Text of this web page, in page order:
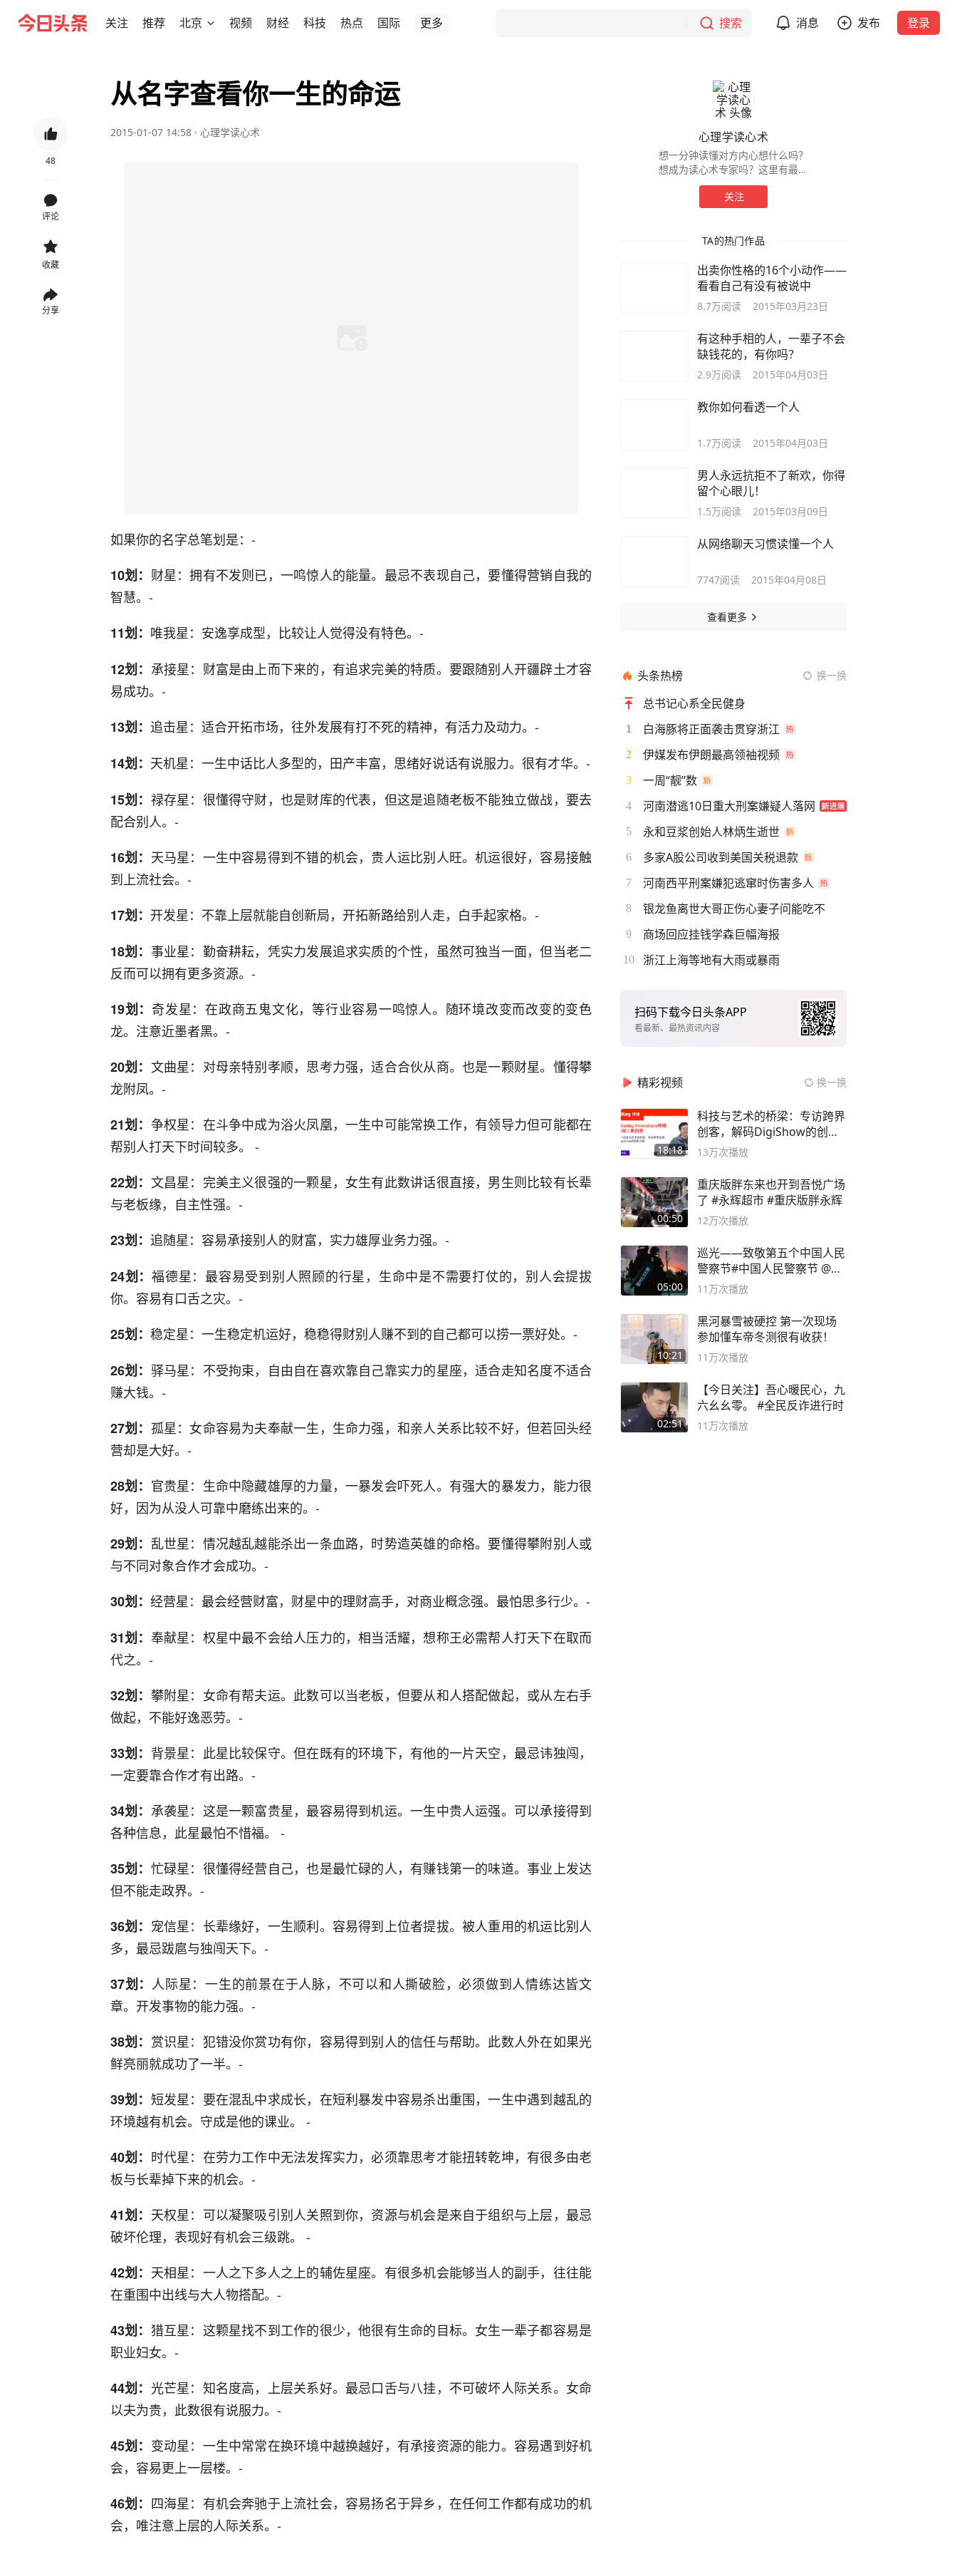
关注 推荐 北京 视频 财经 科技 热点 国际 更多 搜索 消息 发布 登录
48
评论
收藏
分享
从名字查看你一生的命运
2015-01-07 14:58 · 心理学读心术
如果你的名字总笔划是：-
10划： 财星：拥有不发则已，一鸣惊人的能量。最忌不表现自己，要懂得营销自我的
智慧。-
11划： 唯我星：安逸享成型，比较让人觉得没有特色。-
12划： 承接星：财富是由上而下来的，有追求完美的特质。要跟随别人开疆辟土才容
易成功。-
13划： 追击星：适合开拓市场，往外发展有打不死的精神，有活力及动力。-
14划： 天机星：一生中话比人多型的，田产丰富，思绪好说话有说服力。很有才华。-
15划： 禄存星：很懂得守财，也是财库的代表，但这是追随老板不能独立做战，要去
配合别人。-
16划： 天马星：一生中容易得到不错的机会，贵人运比别人旺。机运很好，容易接触
到上流社会。-
17划： 开发星：不靠上层就能自创新局，开拓新路给别人走，白手起家格。-
18划： 事业星：勤奋耕耘，凭实力发展追求实质的个性，虽然可独当一面，但当老二
反而可以拥有更多资源。-
19划： 奇发星：在政商五鬼文化，等行业容易一鸣惊人。随环境改变而改变的变色
龙。注意近墨者黑。-
20划： 文曲星：对母亲特别孝顺，思考力强，适合合伙从商。也是一颗财星。懂得攀
龙附凤。-
21划： 争权星：在斗争中成为浴火凤凰，一生中可能常换工作，有领导力但可能都在
帮别人打天下时间较多。 -
22划： 文昌星：完美主义很强的一颗星，女生有此数讲话很直接，男生则比较有长辈
与老板缘，自主性强。-
23划： 追随星：容易承接别人的财富，实力雄厚业务力强。-
24划：福德星：最容易受到别人照顾的行星，生命中是不需要打仗的，别人会提拔
你。容易有口舌之灾。-
25划： 稳定星：一生稳定机运好，稳稳得财别人赚不到的自己都可以捞一票好处。-
26划： 驿马星：不受拘束，自由自在喜欢靠自己靠实力的星座，适合走知名度不适合
赚大钱。-
27划： 孤星：女命容易为夫奉献一生，生命力强，和亲人关系比较不好，但若回头经
营却是大好。-
28划： 官贵星：生命中隐藏雄厚的力量，一暴发会吓死人。有强大的暴发力，能力很
好，因为从没人可靠中磨练出来的。-
29划： 乱世星：情况越乱越能杀出一条血路，时势造英雄的命格。要懂得攀附别人或
与不同对象合作才会成功。-
30划： 经营星：最会经营财富，财星中的理财高手，对商业概念强。最怕思多行少。-
31划： 奉献星：权星中最不会给人压力的，相当活耀，想称王必需帮人打天下在取而
代之。-
32划： 攀附星：女命有帮夫运。此数可以当老板，但要从和人搭配做起，或从左右手
做起，不能好逸恶劳。-
33划： 背景星：此星比较保守。但在既有的环境下，有他的一片天空，最忌讳独闯，
一定要靠合作才有出路。-
34划： 承袭星：这是一颗富贵星，最容易得到机运。一生中贵人运强。可以承接得到
各种信息，此星最怕不惜福。 -
35划： 忙碌星：很懂得经营自己，也是最忙碌的人，有赚钱第一的味道。事业上发达
但不能走政界。-
36划： 宠信星：长辈缘好，一生顺利。容易得到上位者提拔。被人重用的机运比别人
多，最忌跋扈与独闯天下。-
37划： 人际星：一生的前景在于人脉，不可以和人撕破脸，必须做到人情练达皆文
章。开发事物的能力强。-
38划： 赏识星：犯错没你赏功有你，容易得到别人的信任与帮助。此数人外在如果光
鲜亮丽就成功了一半。-
39划： 短发星：要在混乱中求成长，在短利暴发中容易杀出重围，一生中遇到越乱的
环境越有机会。守成是他的课业。 -
40划： 时代星：在劳力工作中无法发挥实力，必须靠思考才能扭转乾坤，有很多由老
板与长辈掉下来的机会。-
41划： 天权星：可以凝聚吸引别人关照到你，资源与机会是来自于组织与上层，最忌
破坏伦理，表现好有机会三级跳。 -
42划： 天相星：一人之下多人之上的辅佐星座。有很多机会能够当人的副手，往往能
在重围中出线与大人物搭配。-
43划： 猎互星：这颗星找不到工作的很少，他很有生命的目标。女生一辈子都容易是
职业妇女。-
44划： 光芒星：知名度高，上层关系好。最忌口舌与八挂，不可破坏人际关系。女命
以夫为贵，此数很有说服力。-
45划： 变动星：一生中常常在换环境中越换越好，有承接资源的能力。容易遇到好机
会，容易更上一层楼。-
46划： 四海星：有机会奔驰于上流社会，容易扬名于异乡，在任何工作都有成功的机
会，唯注意上层的人际关系。-
心理学读心术
想一分钟读懂对方内心想什么吗？
想成为读心术专家吗？这里有最权
威的心理专家等着你，心与心的交
流！
关注
TA的热门作品
出卖你性格的16个小动作——
看看自己有没有被说中
8.7万阅读 2015年03月23日
有这种手相的人，一辈子不会
缺钱花的，有你吗？
2.9万阅读 2015年04月03日
教你如何看透一个人
1.7万阅读 2015年04月03日
男人永远抗拒不了新欢，你得
留个心眼儿！
1.5万阅读 2015年03月09日
从网络聊天习惯读懂一个人
7747阅读 2015年04月08日
查看更多
头条热榜 换一换
总书记心系全民健身
1 白海豚将正面袭击贯穿浙江
2 伊媒发布伊朗最高领袖视频
3 一周“靓”数
4 河南潜逃10日重大刑案嫌疑人落网
5 永和豆浆创始人林炳生逝世
6 多家A股公司收到美国关税退款
7 河南西平刑案嫌犯逃窜时伤害多人
8 银龙鱼离世大哥正伤心妻子问能吃不
9 商场回应挂钱学森巨幅海报
10 浙江上海等地有大雨或暴雨
扫码下载今日头条APP
看最新、最热资讯内容
精彩视频 换一换
18:18
科技与艺术的桥梁：专访跨界
创客，解码DigiShow的创新
之路
13万次播放
00:50
重庆版胖东来也开到吾悦广场
了 #永辉超市 #重庆版胖永辉
12万次播放
05:00
巡光——致敬第五个中国人民
警察节#中国人民警察节 @抖
音小助手
11万次播放
10:21
黑河暴雪被硬控 第一次现场
参加懂车帝冬测很有收获！
11万次播放
02:51
【今日关注】吾心暖民心，九
六幺幺零。 #全民反诈进行时
11万次播放